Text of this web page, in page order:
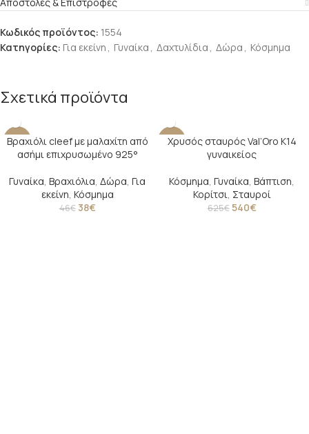
Κωδικός προϊόντος: 1554
Κατηγορίες: Για εκείνη , Γυναίκα , Δαχτυλίδια , Δώρα , Κόσμημα
Σχετικά προϊόντα
-17%
Βραχιόλι cleef με μαλαχίτη από
ασήμι επιχρυσωμένο 925°
Γυναίκα, Βραχιόλια, Δώρα, Για
εκείνη, Κόσμημα
46€ 38€
-14%
Χρυσός σταυρός Val’Oro Κ14
γυναικείος
Κόσμημα, Γυναίκα, Βάπτιση,
Κορίτσι, Σταυροί
625€ 540€